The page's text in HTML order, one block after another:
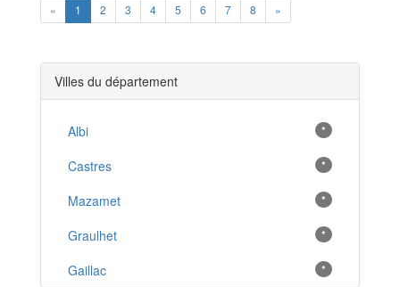
« Previous
1 2 3 4 5 6 7 8 »
Villes du département
Albi *
Castres *
Mazamet *
Graulhet *
Gaillac *